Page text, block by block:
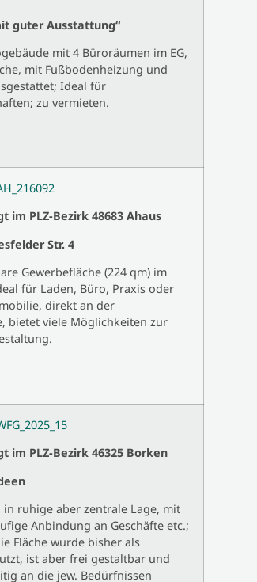
guter Ausstattung“
mit 4 Büroräumen im EG,
mit Fußbodenheizung und
Ideal für
zu vermieten.
im PLZ-Bezirk 48683 Ahaus
Str. 4
Gewerbefläche (224 qm) im
für Laden, Büro, Praxis oder
direkt an der
bietet viele Möglichkeiten zur
im PLZ-Bezirk 46325 Borken
in ruhige aber zentrale Lage, mit
Anbindung an Geschäfte etc.;
Fläche wurde bisher als
ist aber frei gestaltbar und
an die jew. Bedürfnissen